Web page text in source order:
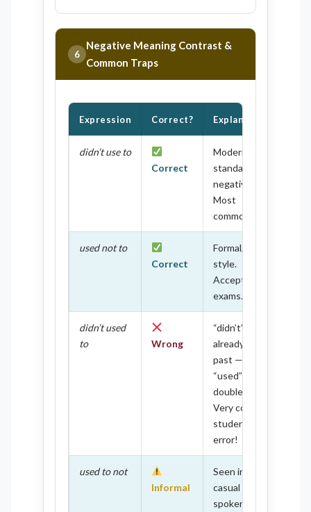
6
Negative Meaning Contrast &
Common Traps
Expression Correct? Explanation
didn’t use to
Correct
Modern,
standard
negative.
Most
common.
used not to
Correct
Formal/British
style.
Acceptable in
exams.
didn’t used
to
Wrong
“didn’t”
already marks
past —
“used” adds
double past.
Very common
student
error!
used to not
Informal
Seen in
casual
spoken